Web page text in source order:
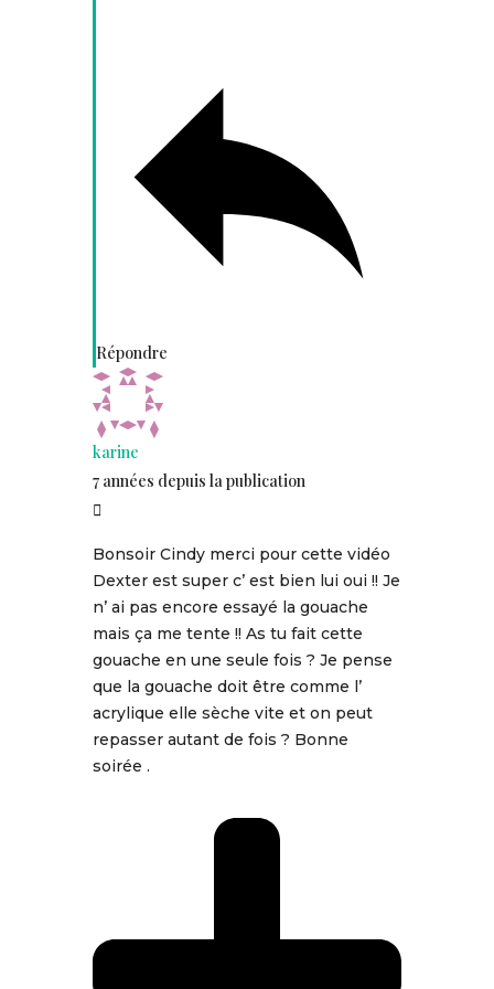
Répondre
karine
7 années depuis la publication
Bonsoir Cindy merci pour cette vidéo
Dexter est super c’ est bien lui oui !! Je
n’ ai pas encore essayé la gouache
mais ça me tente !! As tu fait cette
gouache en une seule fois ? Je pense
que la gouache doit être comme l’
acrylique elle sèche vite et on peut
repasser autant de fois ? Bonne
soirée .